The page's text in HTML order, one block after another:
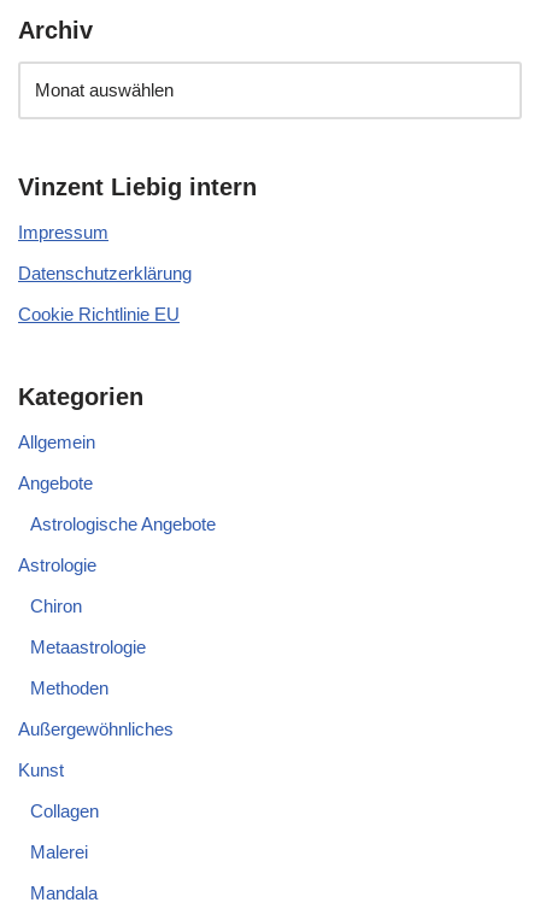
Archiv
Vinzent Liebig intern
Impressum
Datenschutzerklärung
Cookie Richtlinie EU
Kategorien
Allgemein
Angebote
Astrologische Angebote
Astrologie
Chiron
Metaastrologie
Methoden
Außergewöhnliches
Kunst
Collagen
Malerei
Mandala